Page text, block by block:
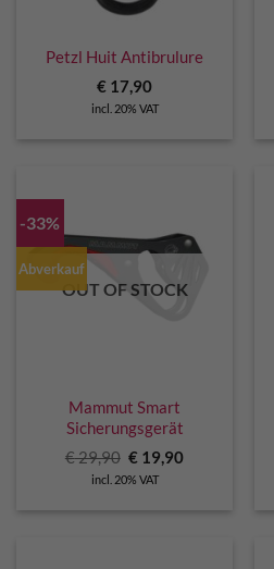
Petzl Huit Antibrulure
€ 17,90
incl. 20% VAT
-33%
Abverkauf
OUT OF STOCK
Mammut Smart
Sicherungsgerät
€29,90 Original
price
was:
€ 19,90Current
incl. 20% VAT